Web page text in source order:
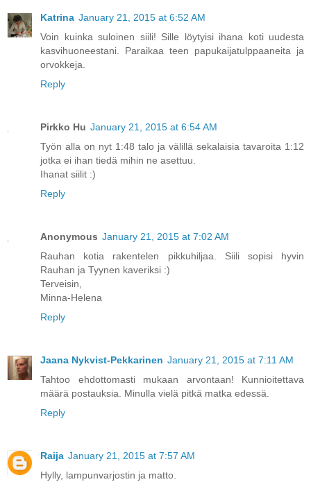
Katrina January 21, 2015 at 6:52 AM
Voin kuinka suloinen siili! Sille löytyisi ihana koti uudesta
kasvihuoneestani. Paraikaa teen papukaijatulppaaneita ja
orvokkeja.
Reply
Pirkko Hu January 21, 2015 at 6:54 AM
Työn alla on nyt 1:48 talo ja välillä sekalaisia tavaroita 1:12
jotka ei ihan tiedä mihin ne asettuu.
Ihanat siilit :)
Reply
Anonymous January 21, 2015 at 7:02 AM
Rauhan kotia rakentelen pikkuhiljaa. Siili sopisi hyvin
Rauhan ja Tyynen kaveriksi :)
Terveisin,
Minna-Helena
Reply
Jaana Nykvist-Pekkarinen January 21, 2015 at 7:11 AM
Tahtoo ehdottomasti mukaan arvontaan! Kunnioitettava
määrä postauksia. Minulla vielä pitkä matka edessä.
Reply
Raija January 21, 2015 at 7:57 AM
Hylly, lampunvarjostin ja matto.